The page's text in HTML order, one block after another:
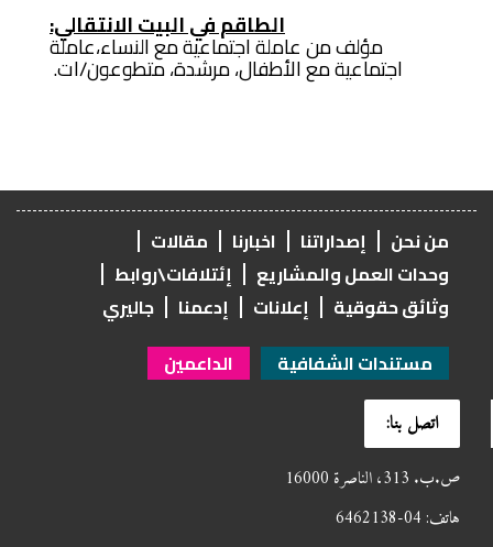
الطاقم في البيت الانتقالي:
مؤلف من عاملة اجتماعية مع النساء،عاملة
اجتماعية مع الأطفال، مرشدة، متطوعون/ات.
اتصل بنا:
ص.ب. 313، الناصرة 16000
هاتف: 04-6462138
من نحن إصداراتنا اخبارنا
مقالات
وحدات العمل والمشاريع
إئتلافات\روابط
وثائق حقوقية
إعلانات إدعمنا
جاليري
مستندات الشفافية
الداعمين